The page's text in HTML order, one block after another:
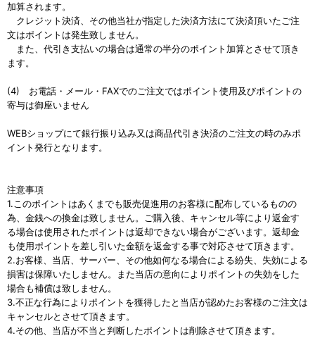
加算されます。
クレジット決済、その他当社が指定した決済方法にて決済頂いたご注
文はポイントは発生致しません。
また、代引き支払いの場合は通常の半分のポイント加算とさせて頂き
ます。
(4) お電話・メール・FAXでのご注文ではポイント使用及びポイントの
寄与は御座いません
WEBショップにて銀行振り込み又は商品代引き決済のご注文の時のみポ
イント発行となります。
注意事項
1.このポイントはあくまでも販売促進用のお客様に配布しているものの
為、金銭への換金は致しません。ご購入後、キャンセル等により返金す
る場合は使用されたポイントは返却できない場合がございます。返却金
も使用ポイントを差し引いた金額を返金する事で対応させて頂きます。
2.お客様、当店、サーバー、その他如何なる場合による紛失、失効による
損害は保障いたしません。また当店の意向によりポイントの失効をした
場合も補償は致しません。
3.不正な行為によりポイントを獲得したと当店が認めたお客様のご注文は
キャンセルとさせて頂きます。
4.その他、当店が不当と判断したポイントは削除させて頂きます。